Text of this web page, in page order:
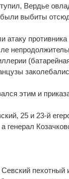
Вердье
были выбиты
атаку противника
этим и
25 и 23-й
генерал
пехотный